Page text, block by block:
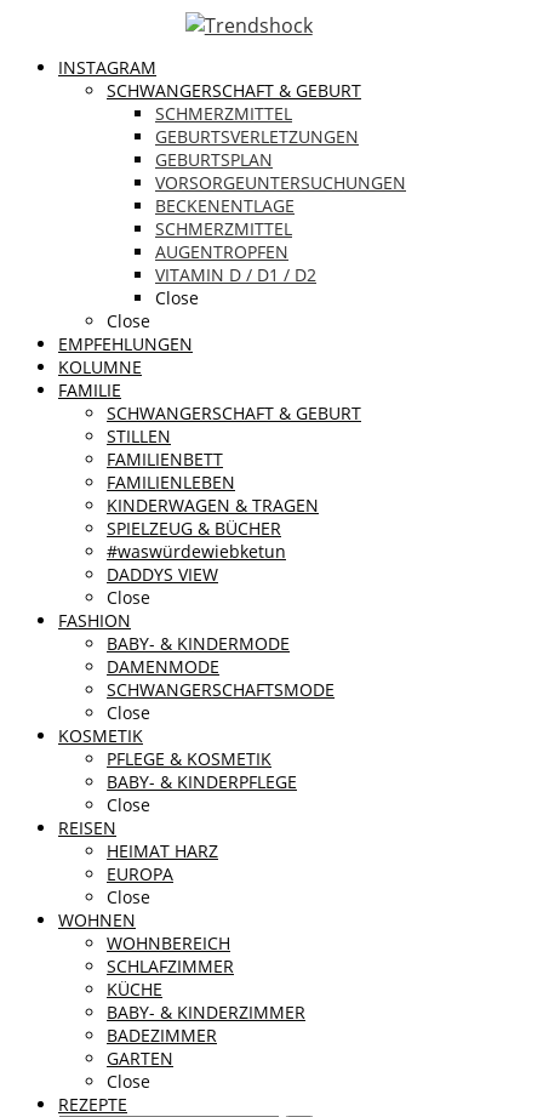
INSTAGRAM
SCHWANGERSCHAFT & GEBURT
SCHMERZMITTEL
GEBURTSVERLETZUNGEN
GEBURTSPLAN
VORSORGEUNTERSUCHUNGEN
BECKENENTLAGE
SCHMERZMITTEL
AUGENTROPFEN
VITAMIN D / D1 / D2
Close
Close
EMPFEHLUNGEN
KOLUMNE
FAMILIE
SCHWANGERSCHAFT & GEBURT
STILLEN
FAMILIENBETT
FAMILIENLEBEN
KINDERWAGEN & TRAGEN
SPIELZEUG & BÜCHER
#waswürdewiebketun
DADDYS VIEW
Close
FASHION
BABY- & KINDERMODE
DAMENMODE
SCHWANGERSCHAFTSMODE
Close
KOSMETIK
PFLEGE & KOSMETIK
BABY- & KINDERPFLEGE
Close
REISEN
HEIMAT HARZ
EUROPA
Close
WOHNEN
WOHNBEREICH
SCHLAFZIMMER
KÜCHE
BABY- & KINDERZIMMER
BADEZIMMER
GARTEN
Close
REZEPTE